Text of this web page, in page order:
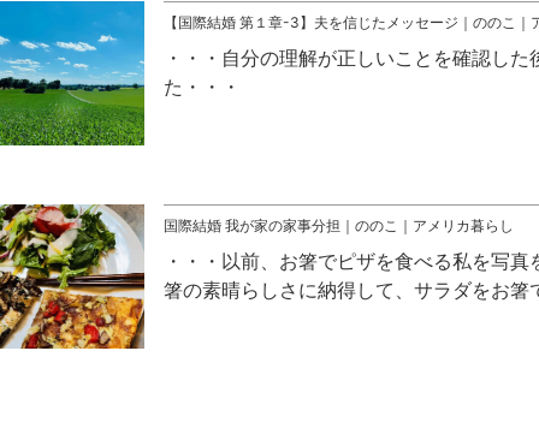
【国際結婚 第１章-3】夫を信じたメッセージ｜ののこ｜
自分の理解が正しいことを確認し
た
国際結婚 我が家の家事分担｜ののこ｜アメリカ暮らし
以前、お箸でピザを食べる私を写
箸の素晴らしさに納得して、サラダをお箸